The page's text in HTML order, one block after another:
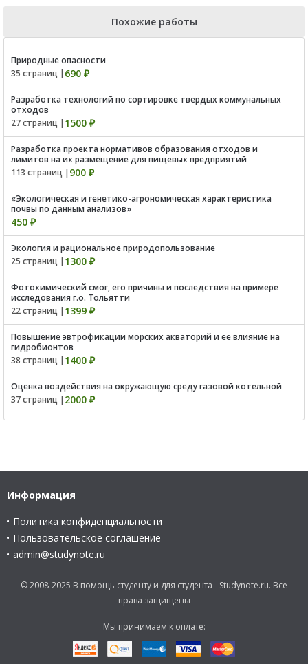
Похожие работы
Природные опасности
35 страниц | 690 ₽
Разработка технологий по сортировке твердых коммунальных
отходов
27 страниц | 1500 ₽
Разработка проекта нормативов образования отходов и
лимитов на их размещение для пищевых предприятий
113 страниц | 900 ₽
«Экологическая и генетико-агрономическая характеристика
почвы по данным анализов»
450 ₽
Экология и рациональное природопользование
25 страниц | 1300 ₽
Фотохимический смог, его причины и последствия на примере
исследования г.о. Тольятти
22 страниц | 1399 ₽
Повышение эвтрофикации морских акваторий и ее влияние на
гидробионтов
38 страниц | 1400 ₽
Оценка воздействия на окружающую среду газовой котельной
37 страниц | 2000 ₽
Информация
Политика конфиденциальности
Пользовательское соглашение
admin@studynote.ru
© 2008-2025 В помощь студенту и для студента - Studynote.ru. Все
права защищены
Мы принимаем к оплате: